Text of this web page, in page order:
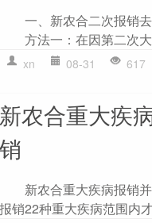
一、新农合二次报销
方法一：在因第二次大
xn 08-31 617
新农合重大疾
销
新农合重大疾病报销并
报销22种重大疾病范围内